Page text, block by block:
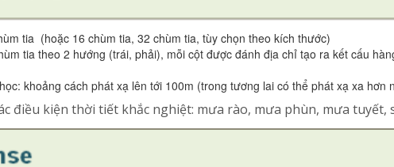
tia (hoặc 16 chùm tia, 32 chùm tia, tùy chọn theo kích thước)
tia theo 2 hướng (trái, phải), mỗi cột được đánh địa chỉ tạo ra kết cấu
khoảng cách phát xạ lên tới 100m (trong tương lai có thể phát xạ xa hơn
điều kiện thời tiết khắc nghiệt: mưa rào, mưa phùn, mưa